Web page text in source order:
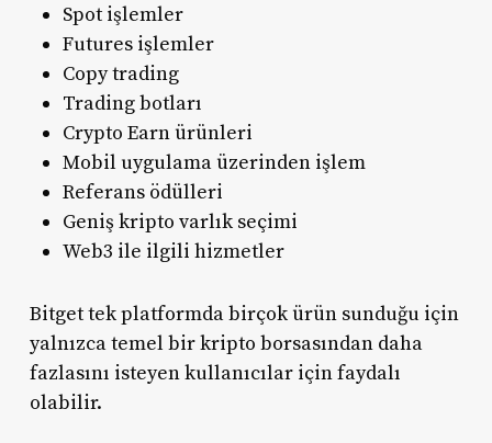
Spot işlemler
Futures işlemler
Copy trading
Trading botları
Crypto Earn ürünleri
Mobil uygulama üzerinden işlem
Referans ödülleri
Geniş kripto varlık seçimi
Web3 ile ilgili hizmetler
Bitget tek platformda birçok ürün sunduğu için
yalnızca temel bir kripto borsasından daha
fazlasını isteyen kullanıcılar için faydalı
olabilir.